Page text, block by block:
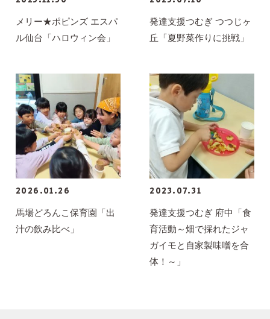
メリー★ポピンズ エスパ
ル仙台「ハロウィン会」
発達支援つむぎ つつじヶ
丘「夏野菜作りに挑戦」
2026.01.26
馬場どろんこ保育園「出
汁の飲み比べ」
2023.07.31
発達支援つむぎ 府中「食
育活動～畑で採れたジャ
ガイモと自家製味噌を合
体！～」